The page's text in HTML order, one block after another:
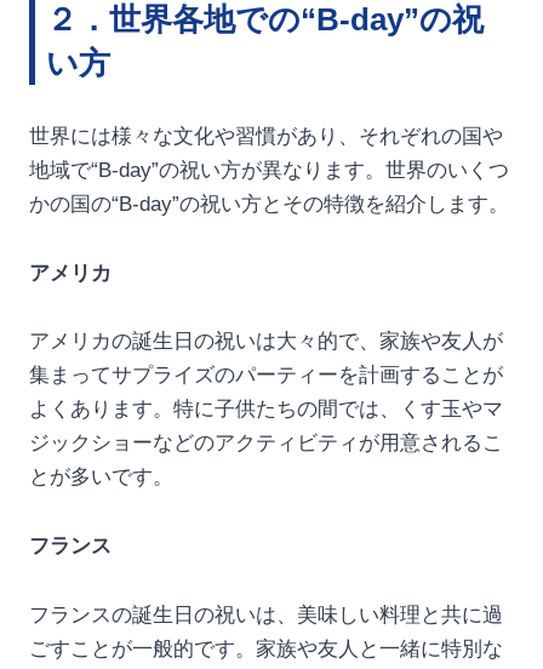
２．世界各地での“B-day”の祝
い方
世界には様々な文化や習慣があり、それぞれの国や
地域で“B-day”の祝い方が異なります。世界のいくつ
かの国の“B-day”の祝い方とその特徴を紹介します。
アメリカ
アメリカの誕生日の祝いは大々的で、家族や友人が
集まってサプライズのパーティーを計画することが
よくあります。特に子供たちの間では、くす玉やマ
ジックショーなどのアクティビティが用意されるこ
とが多いです。
フランス
フランスの誕生日の祝いは、美味しい料理と共に過
ごすことが一般的です。家族や友人と一緒に特別な